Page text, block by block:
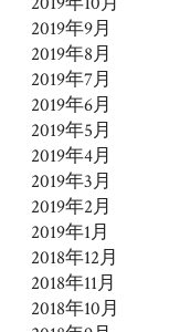
2019年9月
2019年8月
2019年7月
2019年6月
2019年5月
2019年4月
2019年3月
2019年2月
2019年1月
2018年12月
2018年11月
2018年10月